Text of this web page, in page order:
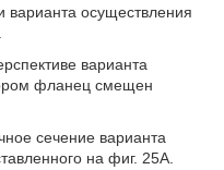
варианта осуществления
варианта
фланец смещен
сечение варианта
на фиг. 25А.